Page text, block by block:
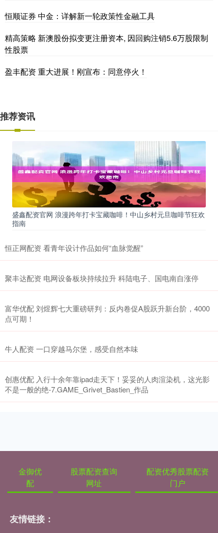
恒顺证券 中金：详解新一轮政策性金融工具
精高策略 新澳股份拟变更注册资本, 因回购注销5.6万股限制
性股票
盈丰配资 重大进展！刚宣布：同意停火！
推荐资讯
盛鑫配资官网 浪漫跨年打卡宝藏咖啡！中山乡村元旦咖啡节狂欢
指南
恒正网配资 看青年设计作品如何“血脉觉醒”
聚丰达配资 电网设备板块持续拉升 科陆电子、国电南自涨停
富华优配 刘煜辉七大重磅研判：反内卷促A股跃升新台阶，4000
点可期！
牛人配资 一口穿越马尔堡，感受自然本味
创惠优配 入行十余年靠ipad走天下！妥妥的人肉渲染机，这光影
不是一般的绝-7.GAME_Grivet_Bastien_作品
金御优
配
股票配资查询
网址
配资优秀股票配资
门户
友情链接：